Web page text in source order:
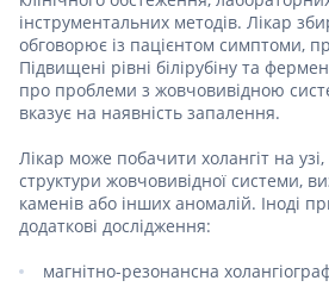
інструментальних методів. Лікар
обговорює із пацієнтом симптоми,
Підвищені рівні білірубіну та
про проблеми з жовчовивідною
вказує на наявність запалення.
Лікар може побачити холангіт на узі,
структури жовчовивідної системи,
каменів або інших аномалій. Іноді
додаткові дослідження:
магнітно-резонансна